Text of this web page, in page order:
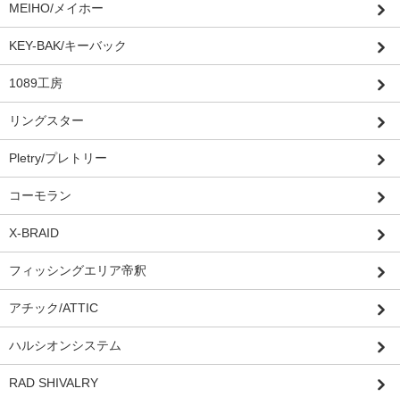
MEIHO/メイホー
KEY-BAK/キーバック
1089工房
リングスター
Pletry/プレトリー
コーモラン
X-BRAID
フィッシングエリア帝釈
アチック/ATTIC
ハルシオンシステム
RAD SHIVALRY